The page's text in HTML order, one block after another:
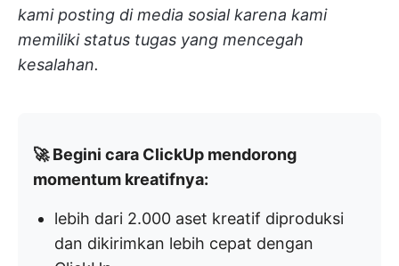
kami posting di media sosial karena kami
memiliki status tugas yang mencegah
kesalahan.
🚀 Begini cara ClickUp mendorong
momentum kreatifnya:
lebih dari 2.000 aset kreatif diproduksi
dan dikirimkan lebih cepat dengan